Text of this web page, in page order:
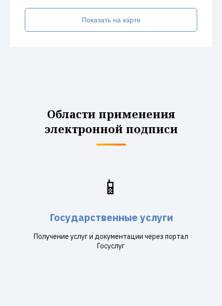
Показать на карте
Области применения
электронной подписи
📱
Государственные услуги
Получение услуг и документации через портал
Госуслуг